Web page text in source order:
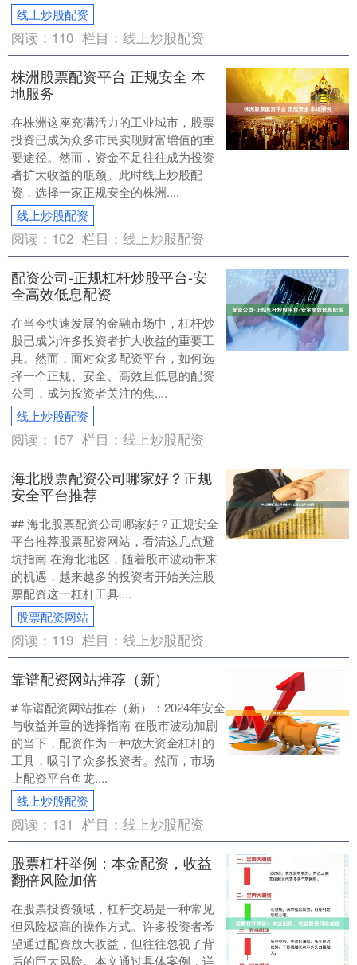
线上炒股配资
阅读： 110 栏目：线上炒股配资
株洲股票配资平台 正规安全 本
地服务
在株洲这座充满活力的工业城市，股票
投资已成为众多市民实现财富增值的重
要途径。然而，资金不足往往成为投资
者扩大收益的瓶颈。此时线上炒股配
资，选择一家正规安全的株洲....
线上炒股配资
阅读： 102 栏目：线上炒股配资
配资公司-正规杠杆炒股平台-安
全高效低息配资
在当今快速发展的金融市场中，杠杆炒
股已成为许多投资者扩大收益的重要工
具。然而，面对众多配资平台，如何选
择一个正规、安全、高效且低息的配资
公司，成为投资者关注的焦....
线上炒股配资
阅读： 157 栏目：线上炒股配资
海北股票配资公司哪家好？正规
安全平台推荐
## 海北股票配资公司哪家好？正规安全
平台推荐股票配资网站，看清这几点避
坑指南 在海北地区，随着股市波动带来
的机遇，越来越多的投资者开始关注股
票配资这一杠杆工具....
股票配资网站
阅读： 119 栏目：线上炒股配资
靠谱配资网站推荐（新）
# 靠谱配资网站推荐（新）：2024年安全
与收益并重的选择指南 在股市波动加剧
的当下，配资作为一种放大资金杠杆的
工具，吸引了众多投资者。然而，市场
上配资平台鱼龙....
线上炒股配资
阅读： 131 栏目：线上炒股配资
股票杠杆举例：本金配资，收益
翻倍风险加倍
在股票投资领域，杠杆交易是一种常见
但风险极高的操作方式。许多投资者希
望通过配资放大收益，但往往忽视了背
后的巨大风险。本文通过具体案例，详